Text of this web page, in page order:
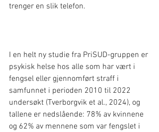
trenger en slik telefon.
I en helt ny studie fra PriSUD-gruppen er
psykisk helse hos alle som har vært i
fengsel eller gjennomført straff i
samfunnet i perioden 2010 til 2022
undersøkt (Tverborgvik et al., 2024), og
tallene er nedslående: 78% av kvinnene
og 62% av mennene som var fengslet i